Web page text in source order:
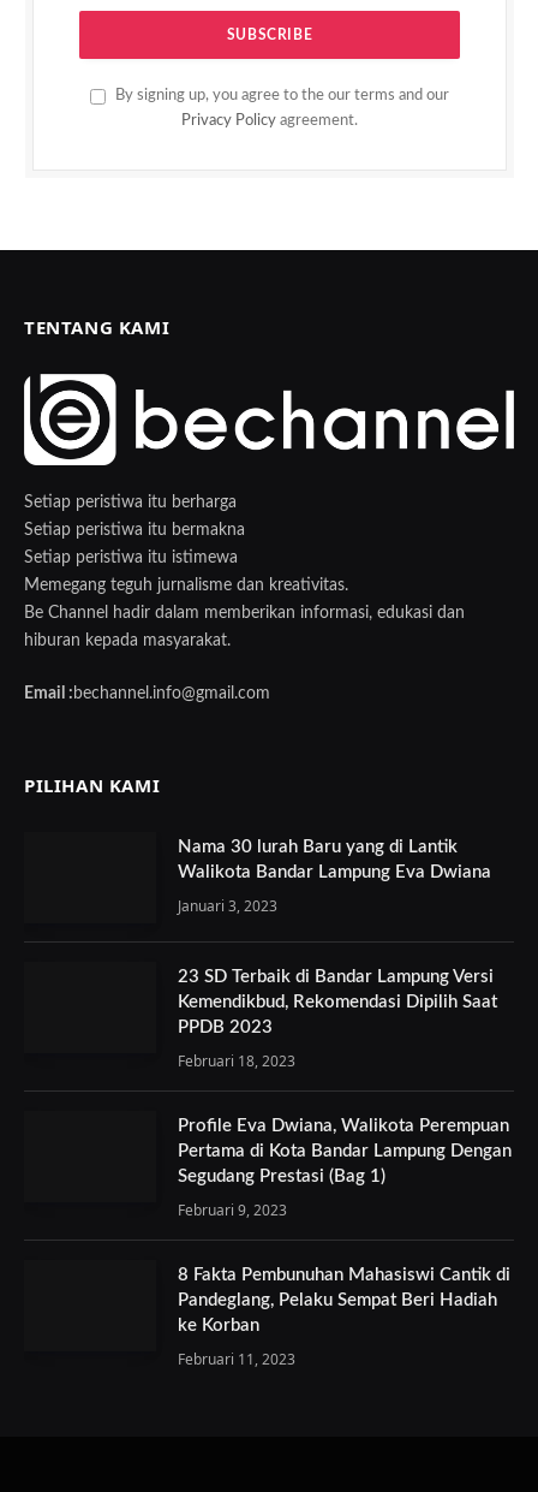
By signing up, you agree to the our terms and our
Privacy Policy agreement.
TENTANG KAMI
Setiap peristiwa itu berharga
Setiap peristiwa itu bermakna
Setiap peristiwa itu istimewa
Memegang teguh jurnalisme dan kreativitas.
Be Channel hadir dalam memberikan informasi, edukasi dan
hiburan kepada masyarakat.
Email : bechannel.info@gmail.com
PILIHAN KAMI
Nama 30 lurah Baru yang di Lantik
Walikota Bandar Lampung Eva Dwiana
Januari 3, 2023
23 SD Terbaik di Bandar Lampung Versi
Kemendikbud, Rekomendasi Dipilih Saat
PPDB 2023
Februari 18, 2023
Profile Eva Dwiana, Walikota Perempuan
Pertama di Kota Bandar Lampung Dengan
Segudang Prestasi (Bag 1)
Februari 9, 2023
8 Fakta Pembunuhan Mahasiswi Cantik di
Pandeglang, Pelaku Sempat Beri Hadiah
ke Korban
Februari 11, 2023